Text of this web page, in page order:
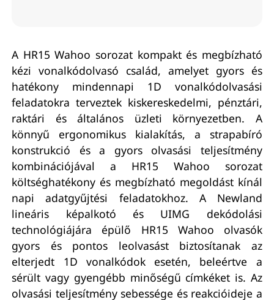
A HR15 Wahoo sorozat kompakt és megbízható
kézi vonalkódolvasó család, amelyet gyors és
hatékony mindennapi 1D vonalkódolvasási
feladatokra terveztek kiskereskedelmi, pénztári,
raktári és általános üzleti környezetben. A
könnyű ergonomikus kialakítás, a strapabíró
konstrukció és a gyors olvasási teljesítmény
kombinációjával a HR15 Wahoo sorozat
költséghatékony és megbízható megoldást kínál
napi adatgyűjtési feladatokhoz. A Newland
lineáris képalkotó és UIMG dekódolási
technológiájára épülő HR15 Wahoo olvasók
gyors és pontos leolvasást biztosítanak az
elterjedt 1D vonalkódok esetén, beleértve a
sérült vagy gyengébb minőségű címkéket is. Az
olvasási teljesítmény sebessége és reakcióideje a